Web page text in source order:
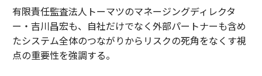
有限責任監査法人トーマツのマネージングディレクタ
ー・吉川昌宏も、自社だけでなく外部パートナーも含め
たシステム全体のつながりからリスクの死角をなくす視
点の重要性を強調する。